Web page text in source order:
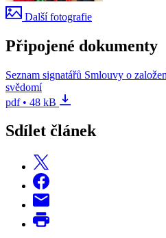
Další fotografie
Připojené dokumenty
Seznam signatářů Smlouvy o
svědomí
pdf • 48 kB
Sdílet článek